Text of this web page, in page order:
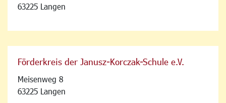
63225 Langen
Förderkreis der Janusz-Korczak-Schule e.V.
Meisenweg 8
63225 Langen